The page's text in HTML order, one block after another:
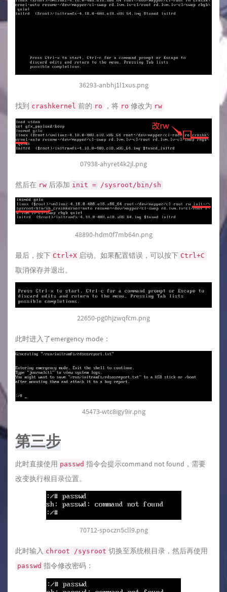
36293-anbhj1l1xus.png
找到 crashkernel 前的 ro ，将 ro 修改为 rw
07938-ahyret4k2jl.png
然后在 rw 后添加 init = /sysroot/bin/sh
48890-hdm0f7mb64n.png
最后，按下 Ctrl+X 启动。如果配置错误，可以按下 Ctrl+C
取消保存并退出。
22650-pg0hjzwqfcm.png
此时进入了emergency mode：
45473-wtc8igy9ir.png
第三步
此时直接使用 passwd 指令会提示command not found，需要
改变执行根目录位置。
70712-spoczn5cll9.png
此时输入 chroot /sysroot 切换至系统根目录，然后再使用
passwd 指令修改密码：